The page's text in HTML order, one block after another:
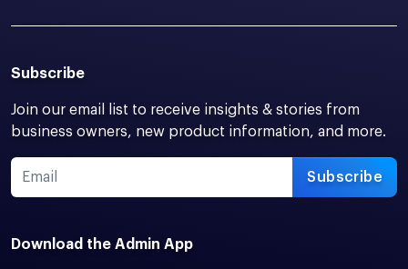
Subscribe
Join our email list to receive insights & stories from
business owners, new product information, and more.
Subscribe
Download the Admin App